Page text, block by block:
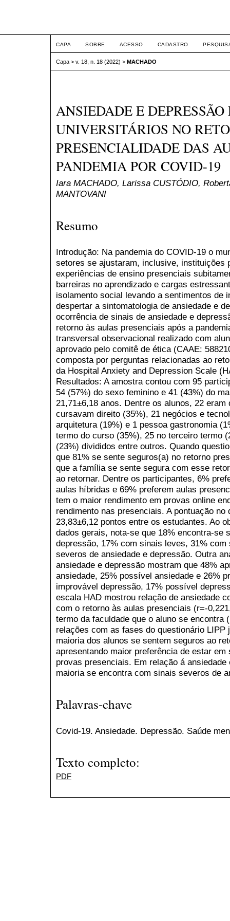
CAPA SOBRE ACESSO CADASTRO
Capa > v. 18, n. 18 (2022) > MACHADO
ANSIEDADE E DEPRESSÃO
UNIVERSITÁRIOS NO
PRESENCIALIDADE DAS
PANDEMIA POR COVID-19
Iara MACHADO, Larissa CUSTÓDIO,
MANTOVANI
Resumo
Introdução: Na pandemia do COVID-19 o
setores se ajustaram, inclusive, instituições
experiências de ensino presenciais
barreiras no aprendizado e cargas
isolamento social levando a sentimentos de
despertar a sintomatologia de ansiedade e
ocorrência de sinais de ansiedade e
retorno às aulas presenciais após a
transversal observacional realizado com
aprovado pelo comitê de ética (CAAE:
composta por perguntas relacionadas ao
da Hospital Anxiety and Depression Scale
Resultados: A amostra contou com 95
54 (57%) do sexo feminino e 41 (43%) do
21,71±6,18 anos. Dentre os alunos, 22
cursavam direito (35%), 21 negócios e
arquitetura (19%) e 1 pessoa gastronomia
termo do curso (35%), 25 no terceiro termo
(23%) divididos entre outros. Quando
que 81% se sente seguros(a) no retorno
que a família se sente segura com esse
ao retornar. Dentre os participantes, 6%
aulas híbridas e 69% preferem aulas
tem o maior rendimento em provas online
rendimento nas presenciais. A pontuação
23,83±6,12 pontos entre os estudantes. Ao
dados gerais, nota-se que 18% encontra-se
depressão, 17% com sinais leves, 31%
severos de ansiedade e depressão. Outra
ansiedade e depressão mostram que 48%
ansiedade, 25% possível ansiedade e 26%
improvável depressão, 17% possível
escala HAD mostrou relação de ansiedade
com o retorno às aulas presenciais (r=-
termo da faculdade que o aluno se encontra
relações com as fases do questionário LIPP
maioria dos alunos se sentem seguros ao
apresentando maior preferência de estar
provas presenciais. Em relação á
maioria se encontra com sinais severos de
Palavras-chave
Covid-19. Ansiedade. Depressão. Saúde
Texto completo:
PDF